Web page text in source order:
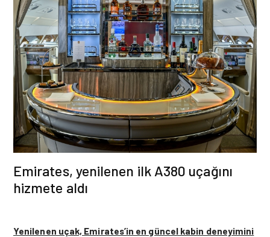
Emirates, yenilenen ilk A380 uçağını
hizmete aldı
Yenilenen uçak, Emirates’in en güncel kabin deneyimini